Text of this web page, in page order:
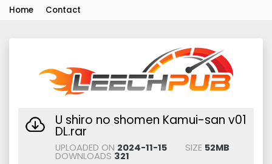
Home Contact
U shiro no shomen Kamui-san v01
DL.rar
UPLOADED ON 2024-11-15 SIZE 52MB
DOWNLOADS 321